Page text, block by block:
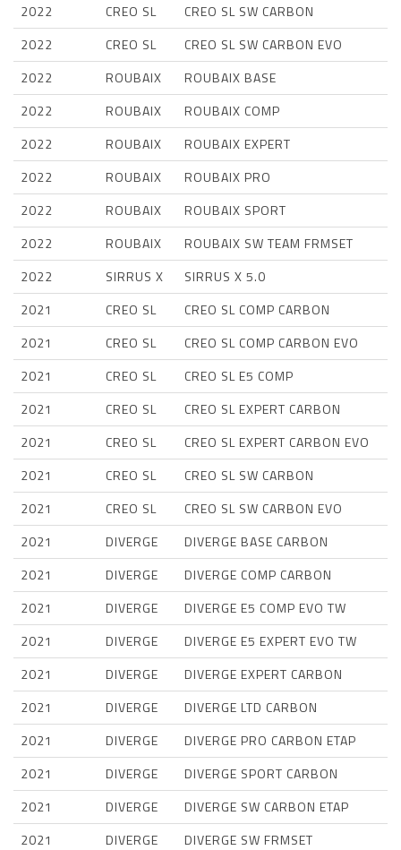
2022
CREO SL
CREO SL SW CARBON
2022
CREO SL
CREO SL SW CARBON EVO
2022
ROUBAIX
ROUBAIX BASE
2022
ROUBAIX
ROUBAIX COMP
2022
ROUBAIX
ROUBAIX EXPERT
2022
ROUBAIX
ROUBAIX PRO
2022
ROUBAIX
ROUBAIX SPORT
2022
ROUBAIX
ROUBAIX SW TEAM FRMSET
2022
SIRRUS X
SIRRUS X 5.0
2021
CREO SL
CREO SL COMP CARBON
2021
CREO SL
CREO SL COMP CARBON EVO
2021
CREO SL
CREO SL E5 COMP
2021
CREO SL
CREO SL EXPERT CARBON
2021
CREO SL
CREO SL EXPERT CARBON EVO
2021
CREO SL
CREO SL SW CARBON
2021
CREO SL
CREO SL SW CARBON EVO
2021
DIVERGE
DIVERGE BASE CARBON
2021
DIVERGE
DIVERGE COMP CARBON
2021
DIVERGE
DIVERGE E5 COMP EVO TW
2021
DIVERGE
DIVERGE E5 EXPERT EVO TW
2021
DIVERGE
DIVERGE EXPERT CARBON
2021
DIVERGE
DIVERGE LTD CARBON
2021
DIVERGE
DIVERGE PRO CARBON ETAP
2021
DIVERGE
DIVERGE SPORT CARBON
2021
DIVERGE
DIVERGE SW CARBON ETAP
2021
DIVERGE
DIVERGE SW FRMSET